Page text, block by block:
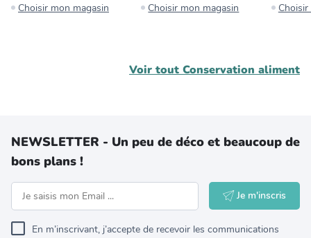
Choisir mon magasin Choisir mon magasin
Voir tout Conservation aliment
NEWSLETTER - Un peu de déco et beaucoup de
bons plans !
Je m'inscris
En m’inscrivant, j’accepte de recevoir les communications